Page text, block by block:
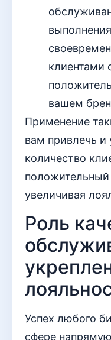
клиентами
вашем
Применение
вам привлечь
количество
увеличивая
Роль
Успех любого
сфере